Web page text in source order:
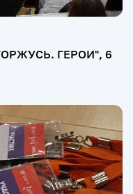
ГЕРОИ", 6